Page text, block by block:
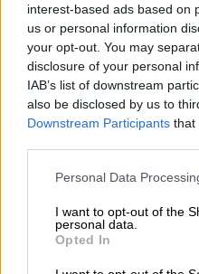
interest-based ads based on
us or personal information
your opt-out. You may
disclosure of your personal
IAB’s list of downstream
also be disclosed by us to
Downstream Participants that
Please note that this
not limited to your visit or
grant or deny consent to
use your data for below
consent section.
Personal Data
I want to opt-out of the
personal data.
Opted In
Κιβώτιο με πάνω από
στοεργοτάξιοτης
κέντρο της
Χθες μόνο
λόγω οικόπεδο, και
κιβώτιο με
σύμβολα, γεγονός που
πιθανότατα να ήταν
στρατού της
Παγκόσμιο Πόλεμο,